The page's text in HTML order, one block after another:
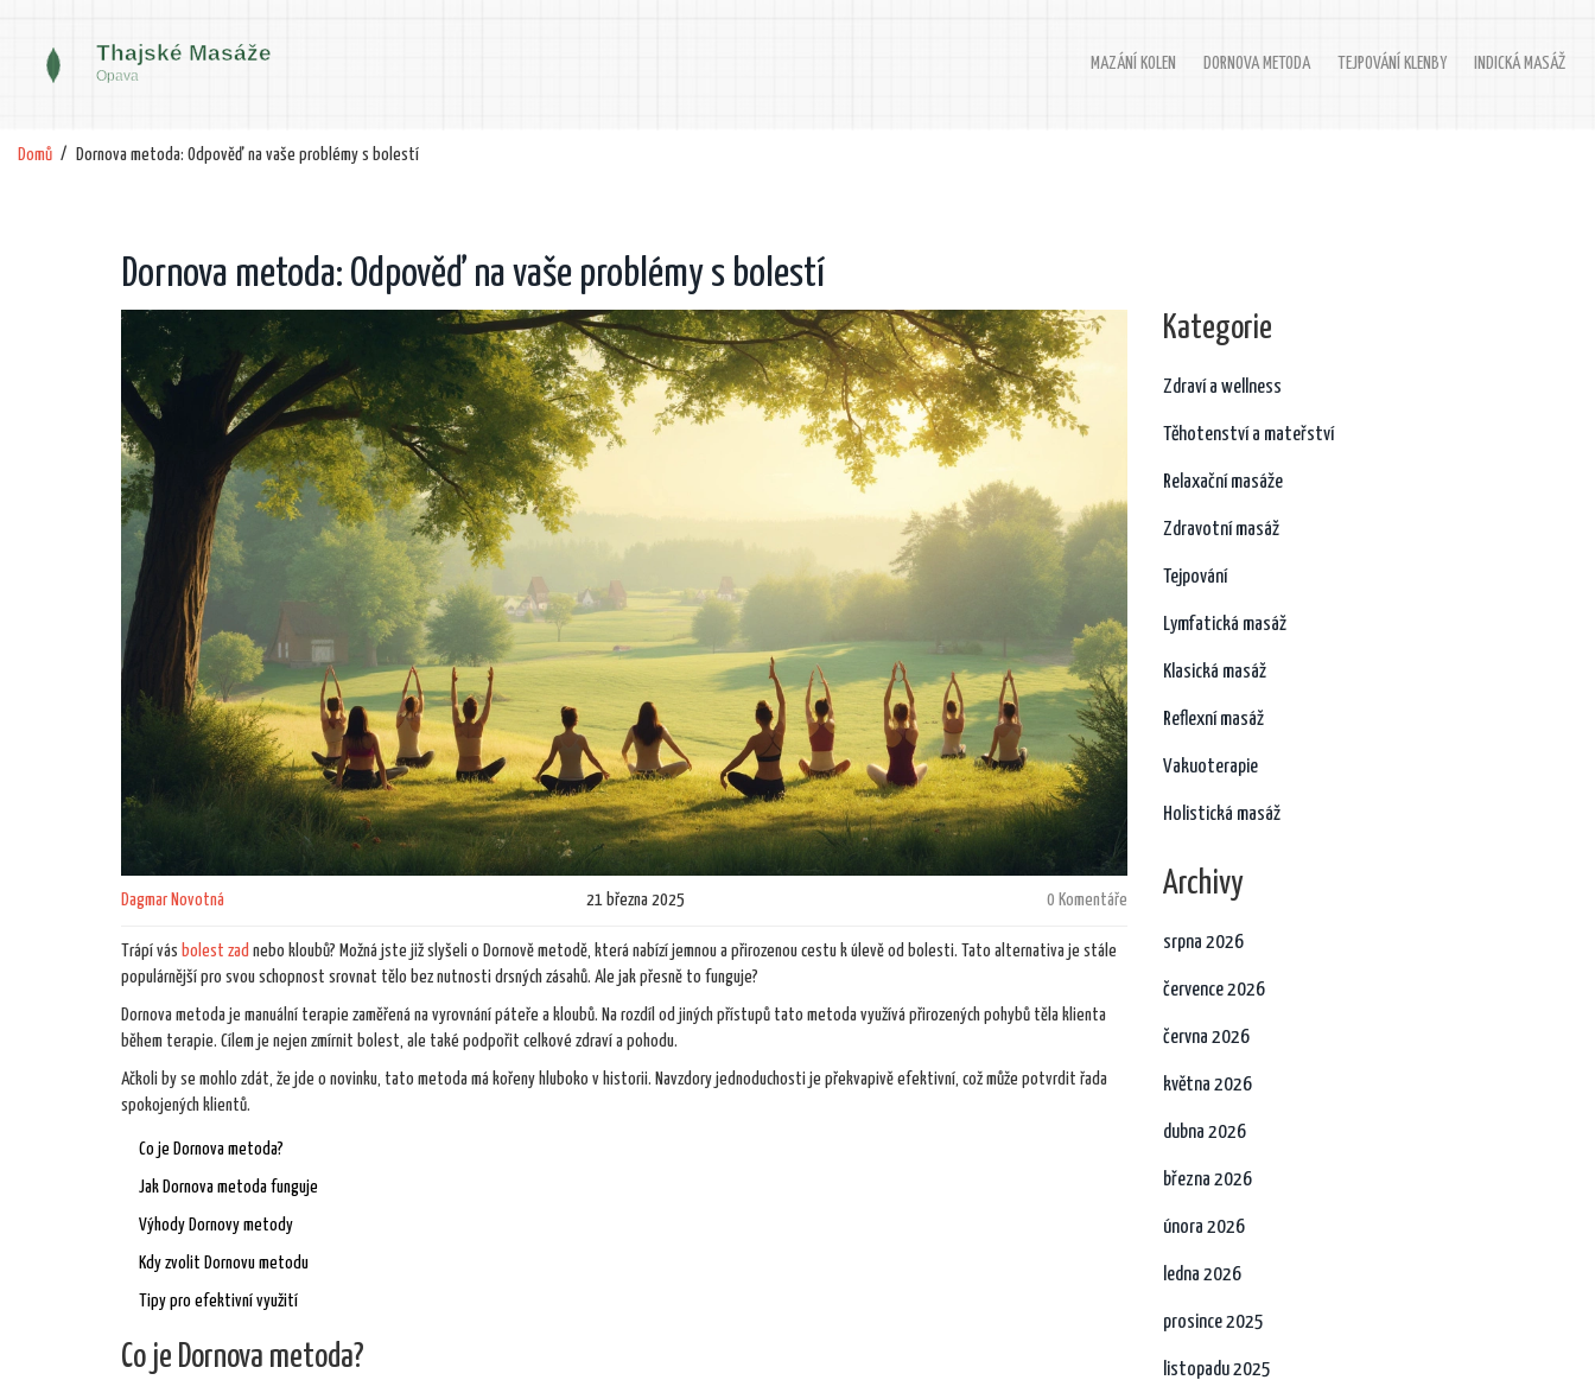
MAZÁNÍ KOLEN DORNOVA METODA TEJPOVÁNÍ KLENBY INDICKÁ MASÁŽ
Domů Dornova metoda: Odpověď na vaše problémy s bolestí
Dornova metoda: Odpověď na vaše problémy s bolestí
Dagmar Novotná 21 března 2025 0 Komentáře
Trápí vás bolest zad nebo kloubů? Možná jste již slyšeli o Dornově metodě, která nabízí jemnou a přirozenou cestu k úlevě od bolesti. Tato alternativa je stále
populárnější pro svou schopnost srovnat tělo bez nutnosti drsných zásahů. Ale jak přesně to funguje?
Dornova metoda je manuální terapie zaměřená na vyrovnání páteře a kloubů. Na rozdíl od jiných přístupů tato metoda využívá přirozených pohybů těla klienta
během terapie. Cílem je nejen zmírnit bolest, ale také podpořit celkové zdraví a pohodu.
Ačkoli by se mohlo zdát, že jde o novinku, tato metoda má kořeny hluboko v historii. Navzdory jednoduchosti je překvapivě efektivní, což může potvrdit řada
spokojených klientů.
Co je Dornova metoda?
Jak Dornova metoda funguje
Výhody Dornovy metody
Kdy zvolit Dornovu metodu
Tipy pro efektivní využití
Co je Dornova metoda?
Kategorie
Zdraví a wellness
Těhotenství a mateřství
Relaxační masáže
Zdravotní masáž
Tejpování
Lymfatická masáž
Klasická masáž
Reflexní masáž
Vakuoterapie
Holistická masáž
Archivy
srpna 2026
července 2026
června 2026
května 2026
dubna 2026
března 2026
února 2026
ledna 2026
prosince 2025
listopadu 2025